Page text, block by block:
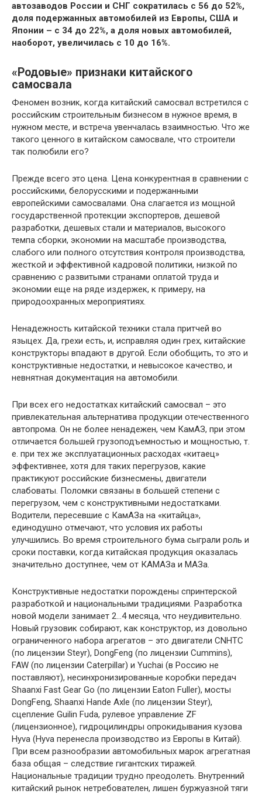
автозаводов России и СНГ сократилась с 56 до 52%,
доля подержанных автомобилей из Европы, США и
Японии – с 34 до 22%, а доля новых автомобилей,
наоборот, увеличилась с 10 до 16%.
«Родовые» признаки китайского
самосвала
Феномен возник, когда китайский самосвал встретился с
российским строительным бизнесом в нужное время, в
нужном месте, и встреча увенчалась взаимностью. Что же
такого ценного в китайском самосвале, что строители
так полюбили его?
Прежде всего это цена. Цена конкурентная в сравнении с
российскими, белорусскими и подержанными
европейскими самосвалами. Она слагается из мощной
государственной протекции экспортеров, дешевой
разработки, дешевых стали и материалов, высокого
темпа сборки, экономии на масштабе производства,
слабого или полного отсутствия контроля производства,
жесткой и эффективной кадровой политики, низкой по
сравнению с развитыми странами оплатой труда и
экономии еще на ряде издержек, к примеру, на
природоохранных мероприятиях.
Ненадежность китайской техники стала притчей во
языцех. Да, грехи есть, и, исправляя один грех, китайские
конструкторы впадают в другой. Если обобщить, то это и
конструктивные недостатки, и невысокое качество, и
невнятная документация на автомобили.
При всех его недостатках китайский самосвал – это
привлекательная альтернатива продукции отечественного
автопрома. Он не более ненадежен, чем КамАЗ, при этом
отличается большей грузоподъемностью и мощностью, т.
е. при тех же эксплуатационных расходах «китаец»
эффективнее, хотя для таких перегрузов, какие
практикуют российские бизнесмены, двигатели
слабоваты. Поломки связаны в большей степени с
перегрузом, чем с конструктивными недостатками.
Водители, пересевшие с КамАЗа на «китайца»,
единодушно отмечают, что условия их работы
улучшились. Во время строительного бума сыграли роль и
сроки поставки, когда китайская продукция оказалась
значительно доступнее, чем от КАМАЗа и МАЗа.
Конструктивные недостатки порождены спринтерской
разработкой и национальными традициями. Разработка
новой модели занимает 2…4 месяца, что неудивительно.
Новый грузовик собирают, как конструктор, из довольно
ограниченного набора агрегатов – это двигатели CNHTC
(по лицензии Steyr), DongFeng (по лицензии Cummins),
FAW (по лицензии Caterpillar) и Yuchai (в Россию не
поставляют), несинхронизированные коробки передач
Shaanxi Fast Gear Go (по лицензии Eaton Fuller), мосты
DongFeng, Shaanxi Hande Axle (по лицензии Steyr),
сцепление Guilin Fuda, рулевое управление ZF
(лицензионное), гидроцилиндры опрокидывания кузова
Hyva (Hyva перенесла производство из Европы в Китай).
При всем разнообразии автомобильных марок агрегатная
база общая – следствие гигантских тиражей.
Национальные традиции трудно преодолеть. Внутренний
китайский рынок нетребователен, лишен буржуазной тяги